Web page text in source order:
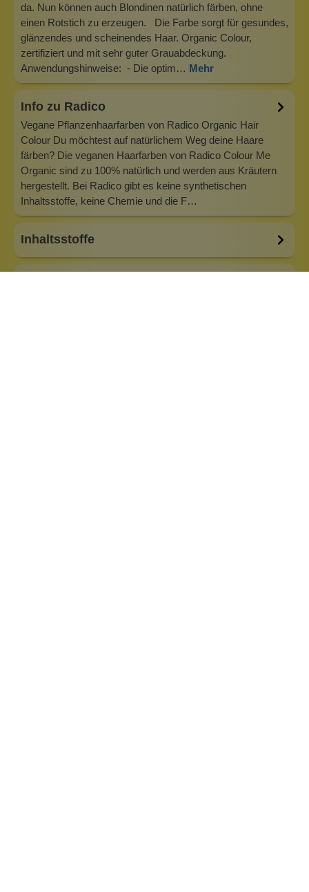
da. Nun können auch Blondinen natürlich färben, ohne
einen Rotstich zu erzeugen. Die Farbe sorgt für gesundes,
glänzendes und scheinendes Haar. Organic Colour,
zertifiziert und mit sehr guter Grauabdeckung.
Anwendungshinweise: - Die optim… Mehr
Info zu Radico
Vegane Pflanzenhaarfarben von Radico Organic Hair
Colour Du möchtest auf natürlichem Weg deine Haare
färben? Die veganen Haarfarben von Radico Colour Me
Organic sind zu 100% natürlich und werden aus Kräutern
hergestellt. Bei Radico gibt es keine synthetischen
Inhaltsstoffe, keine Chemie und die F…
Inhaltsstoffe